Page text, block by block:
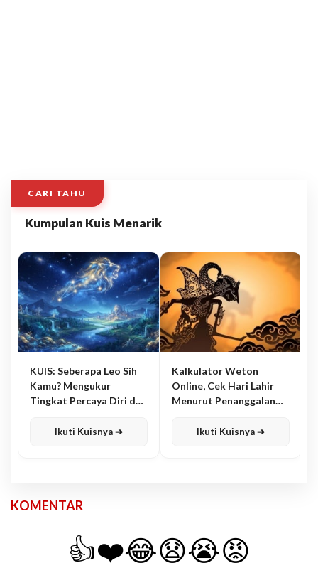
CARI TAHU
Kumpulan Kuis Menarik
KUIS: Seberapa Leo Sih
Kamu? Mengukur
Tingkat Percaya Diri dan
Ikuti Kuisnya ➔
Kalkulator Weton
Online, Cek Hari Lahir
Menurut Penanggalan
Ikuti Kuisnya ➔
KOMENTAR
👍❤️😂😧😭😡